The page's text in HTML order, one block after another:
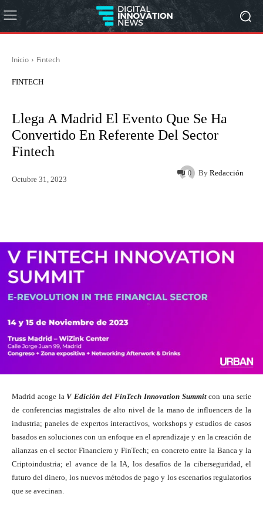
Inicio Fintech
FINTECH
Llega A Madrid El Evento Que Se Ha
Convertido En Referente Del Sector
Fintech
By Redacción
Octubre 31, 2023
0
Madrid acoge la V Edición del FinTech Innovation Summitcon una serie
de conferencias magistrales de alto nivel de la mano de influencers de la
industria; paneles de expertos interactivos, workshops y estudios de casos
basados ​​en soluciones con un enfoque en el aprendizaje y en la creación de
alianzas en el sector Financiero y FinTech; en concreto entre la Banca y la
Criptoindustria; el avance de la IA, los desafíos de la ciberseguridad, el
futuro del dinero, los nuevos métodos de pago y los escenarios regulatorios
que se avecinan.